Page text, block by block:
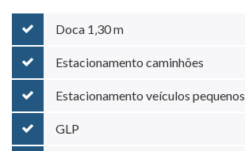
Doca 1‚30 m
Estacionamento caminhões
Estacionamento veículos pequenos
GLP